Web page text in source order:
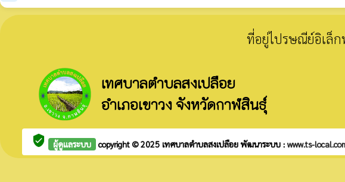
ที่อยู่ไปรษณีย์อิเล็ก
เทศบาลตำบลสงเปลือย
อำเภอเขาวง จังหวัดกาฬสินธุ์
verified_user ผู้ดูแลระบบ copyright © 2025 เทศบาลตำบลสงเปลือย พัฒนาระบบ : www.ts-